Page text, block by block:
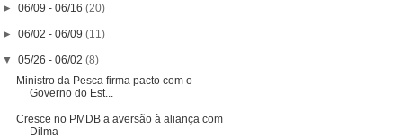
►06/09 - 06/16(20)
►06/02 - 06/09(11)
▼05/26 - 06/02(8)
Ministro da Pesca firma pacto com o
Governo do Est...
Cresce no PMDB a aversão à aliança com
Dilma